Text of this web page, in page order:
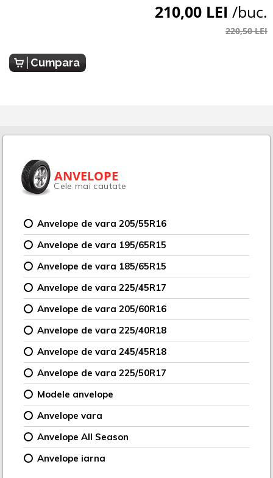
210,00 LEI /buc.
220,50 LEI
Cumpara
ANVELOPE
Cele mai cautate
Anvelope de vara 205/55R16
Anvelope de vara 195/65R15
Anvelope de vara 185/65R15
Anvelope de vara 225/45R17
Anvelope de vara 205/60R16
Anvelope de vara 225/40R18
Anvelope de vara 245/45R18
Anvelope de vara 225/50R17
Modele anvelope
Anvelope vara
Anvelope All Season
Anvelope iarna